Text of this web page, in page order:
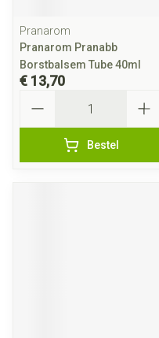
Pranarom
Pranarom Pranabb
Borstbalsem Tube 40ml
€ 13,70
Bestel